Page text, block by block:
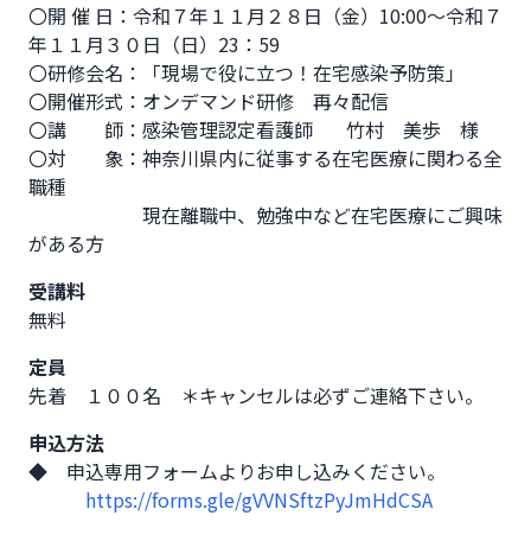
〇開 催 日：令和７年１１月２８日（金）10:00～令和７
年１１月３０日（日）23：59
〇研修会名：「現場で役に立つ！在宅感染予防策」
〇開催形式：オンデマンド研修　再々配信
〇講　　師：感染管理認定看護師　   竹村　美歩　様
〇対　　象：神奈川県内に従事する在宅医療に関わる全
職種
現在離職中、勉強中など在宅医療にご興味
がある方
受講料
無料
定員
先着 １００名 ＊キャンセルは必ずご連絡下さい。
申込方法
◆　申込専用フォームよりお申し込みください。
https://forms.gle/gVVNSftzPyJmHdCSA